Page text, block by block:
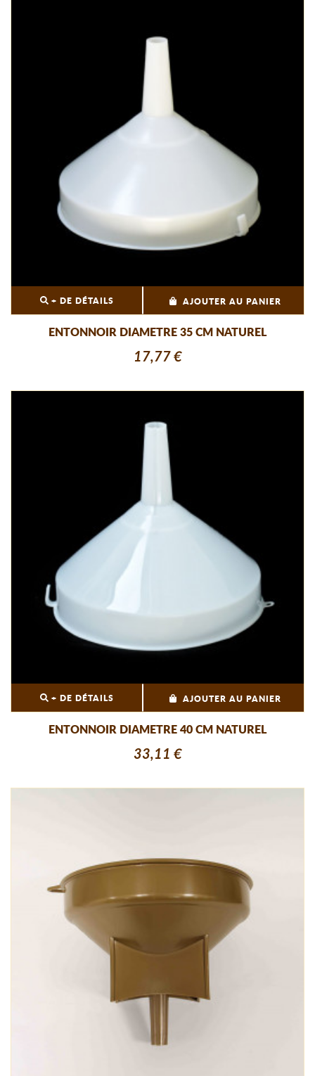
+ DE DÉTAILS AJOUTER AU PANIER
ENTONNOIR DIAMETRE 35 CM NATUREL
17,77 €
+ DE DÉTAILS AJOUTER AU PANIER
ENTONNOIR DIAMETRE 40 CM NATUREL
33,11 €